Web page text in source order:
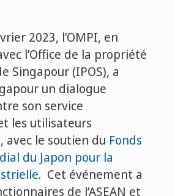
2023, l’OMPI, en
l’Office de la propriété
Singapour (IPOS), a
un dialogue
son service
les utilisateurs
le soutien du Fonds
du Japon pour la
. Cet événement a
de l’ASEAN et